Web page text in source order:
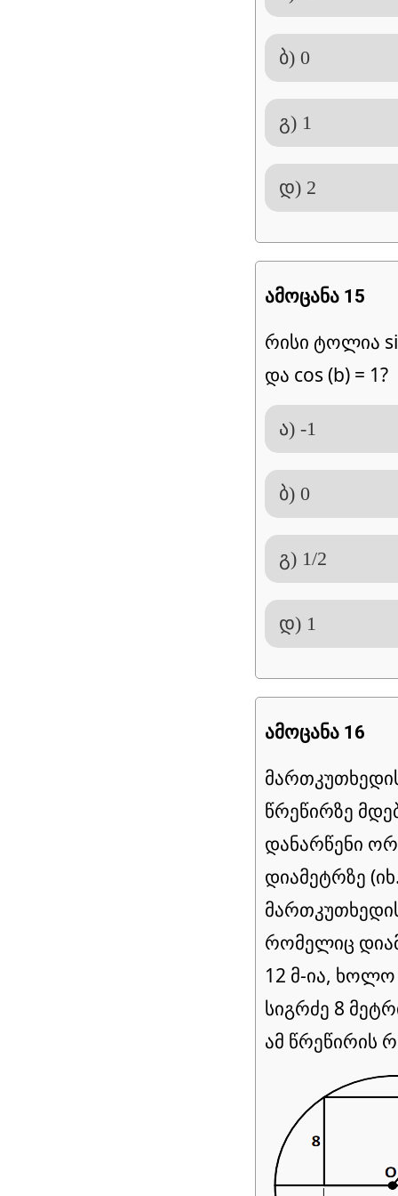
ბ) 0
გ) 1
დ) 2
ამოცანა 15
რისი ტოლია
და cos (b) = 1?
ა) -1
ბ) 0
გ) 1/2
დ) 1
ამოცანა 16
წრეწირზე
დანარწენი
დიამეტრზე
რომელიც
12 მ-ია,
სიგრძე 8
ამ წრეწირის